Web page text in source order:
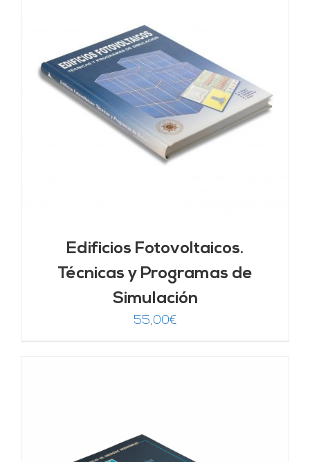
Edificios Fotovoltaicos.
Técnicas y Programas de
Simulación
55,00€